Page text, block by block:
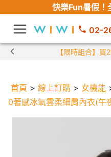
快樂Fun暑假！
02-
【限時組合】買
首頁 > 線上訂購 > 女機能
0著感冰氧雲柔細肩內衣(午